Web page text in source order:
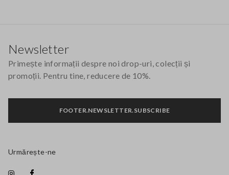
Newsletter
Primește informații despre noi drop-uri, colecții și
promoții. Pentru tine, reducere de 10%.
FOOTER.NEWSLETTER.SUBSCRIBE
Urmărește-ne